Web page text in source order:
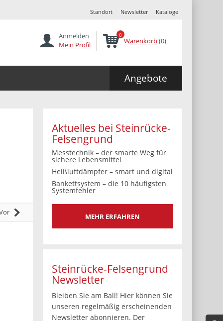
Standort Newsletter Kataloge
Anmelden
Mein Profil
Warenkorb(0)
0
Angebote
Aktuelles bei Steinrücke-
Felsengrund
Messtechnik – der smarte Weg für
sichere Lebensmittel
Heißluftdämpfer – smart und digital
Bankettsystem – die 10 häufigsten
Systemfehler
MEHR ERFAHREN
Steinrücke-Felsengrund
Newsletter
Bleiben Sie am Ball! Hier können Sie
unseren regelmäßig erscheinenden
Newsletter abonnieren. Der